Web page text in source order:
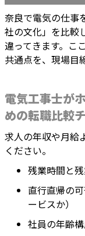
奈良で電気の仕事
社の文化」を比較
違ってきます。こ
共通点を、現場目
電気工事士が
めの転職比較
求人の年収や月給
ください。
残業時間と
直行直帰の
ービスか）
社員の年齢